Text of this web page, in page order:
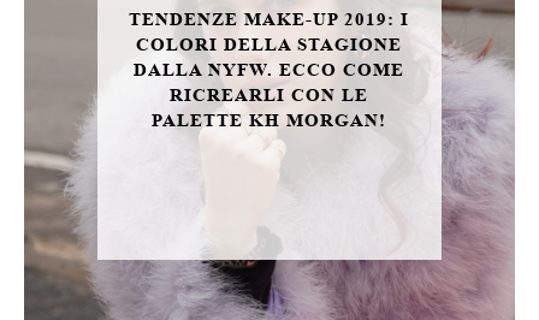
TENDENZE MAKE-UP 2019: I
COLORI DELLA STAGIONE
DALLA NYFW. ECCO COME
RICREARLI CON LE
PALETTE KH MORGAN!